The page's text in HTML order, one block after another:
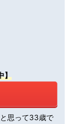
】
と思って33歳で